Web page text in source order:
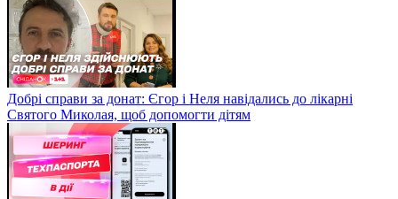
Добрі справи за донат: Єгор і Неля навідались до лікарні
Святого Миколая, щоб допомогти дітям